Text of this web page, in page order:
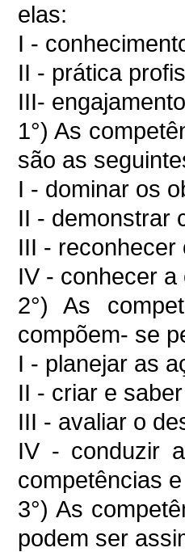
elas:
I -
II - prática
III-
1°) As
são as
I - dominar os
II - demonstrar
III -
IV - conhecer
2°) As
compõem- se
I - planejar as
II - criar e
III - avaliar o
IV - conduzir
competências
3°) As
podem ser